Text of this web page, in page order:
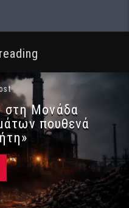
στη Μονάδα
πουθενά